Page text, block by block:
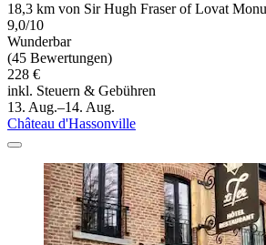
18,3 km von Sir Hugh Fraser of Lovat
9,0/10
Wunderbar
(45 Bewertungen)
228 €
inkl. Steuern & Gebühren
13. Aug.–14. Aug.
Château d'Hassonville